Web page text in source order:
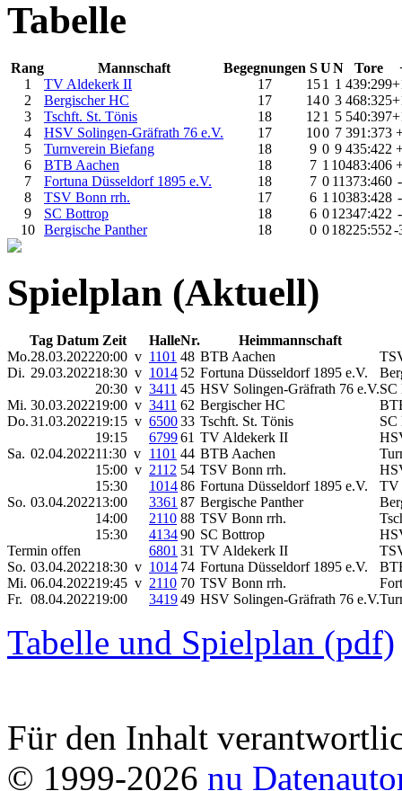
Tabelle
Rang Mannschaft Begegnungen S UN Tore
1
TV Aldekerk II 17 151 1 439:299
2
Bergischer HC 17 140 3 468:325
3
Tschft. St. Tönis 18 12 1 5 540:397
4
HSV Solingen-Gräfrath 76 e.V. 17 100 7 391:373
5
Turnverein Biefang 18 9 0 9 435:422
6
BTB Aachen 18 7 1 10483:406
7
Fortuna Düsseldorf 1895 e.V. 18 7 0 11373:460
8
TSV Bonn rrh. 17 6 1 10383:428
9
SC Bottrop 18 6 012347:422
10
Bergische Panther 18 0 018225:552-
Spielplan (Aktuell)
Tag Datum Zeit HalleNr.
Heimmannschaft
Mo.28.03.202220:00 v 1101 48 BTB Aachen
Di. 29.03.202218:30 v 1014 52 Fortuna Düsseldorf 1895 e.V.
20:30 v 3411 45 HSV Solingen-Gräfrath 76 e.V.
Mi. 30.03.202219:00 v 3411 62 Bergischer HC
Do.31.03.202219:15 v 650033 Tschft. St. Tönis
19:15
679961 TV Aldekerk II
Sa. 02.04.202211:30 v 1101 44 BTB Aachen
15:00 v 2112 54 TSV Bonn rrh.
15:30
101486 Fortuna Düsseldorf 1895 e.V.
TV
So. 03.04.202213:00 3361 87 Bergische Panther
14:00
2110 88 TSV Bonn rrh.
15:30
413490 SC Bottrop
Termin offen
6801 31 TV Aldekerk II
So. 03.04.202218:30 v 1014 74 Fortuna Düsseldorf 1895 e.V.
Mi. 06.04.202219:45 v 2110 70 TSV Bonn rrh.
Fr. 08.04.202219:00 341949 HSV Solingen-Gräfrath 76 e.V.
Tabelle und Spielplan (pdf)
Für den Inhalt
© 1999-2026 nu